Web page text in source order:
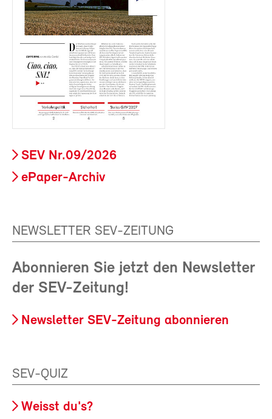
SEV Nr.09/2026
ePaper-Archiv
NEWSLETTER SEV-ZEITUNG
Abonnieren Sie jetzt den Newsletter
der SEV-Zeitung!
Newsletter SEV-Zeitung abonnieren
SEV-QUIZ
Weisst du's?